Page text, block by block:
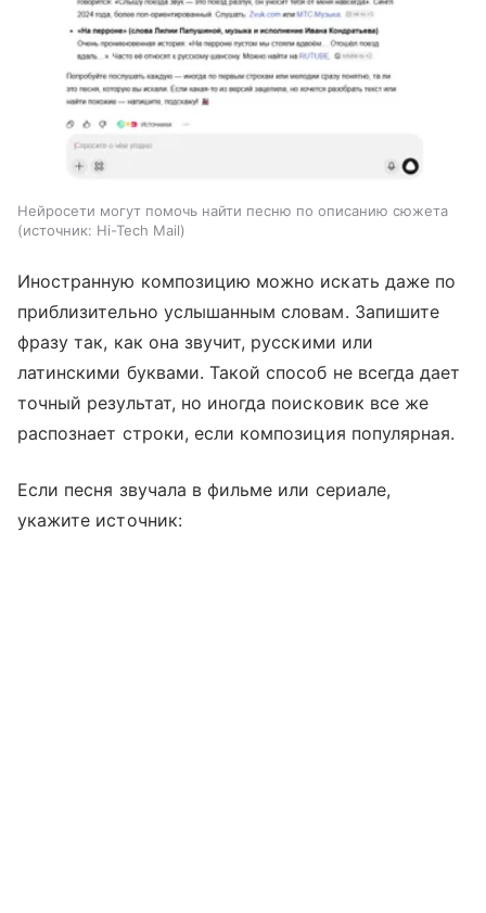
Нейросети могут помочь найти песню по описанию сюжета
источник: Hi-Tech Mail
Иностранную композицию можно искать даже по
приблизительно услышанным словам. Запишите
фразу так, как она звучит, русскими или
латинскими буквами. Такой способ не всегда дает
точный результат, но иногда поисковик все же
распознает строки, если композиция популярная.
Если песня звучала в фильме или сериале,
укажите источник: